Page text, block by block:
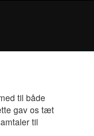
til både
gav os tæt
til